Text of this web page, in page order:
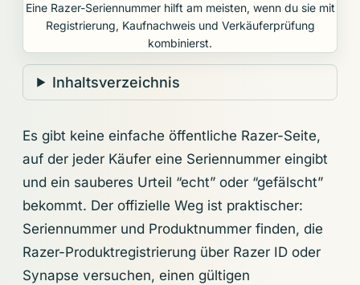
Eine Razer-Seriennummer hilft am meisten, wenn du sie mit
Registrierung, Kaufnachweis und Verkäuferprüfung
kombinierst.
Inhaltsverzeichnis
Es gibt keine einfache öffentliche Razer-Seite,
auf der jeder Käufer eine Seriennummer eingibt
und ein sauberes Urteil “echt” oder “gefälscht”
bekommt. Der offizielle Weg ist praktischer:
Seriennummer und Produktnummer finden, die
Razer-Produktregistrierung über Razer ID oder
Synapse versuchen, einen gültigen